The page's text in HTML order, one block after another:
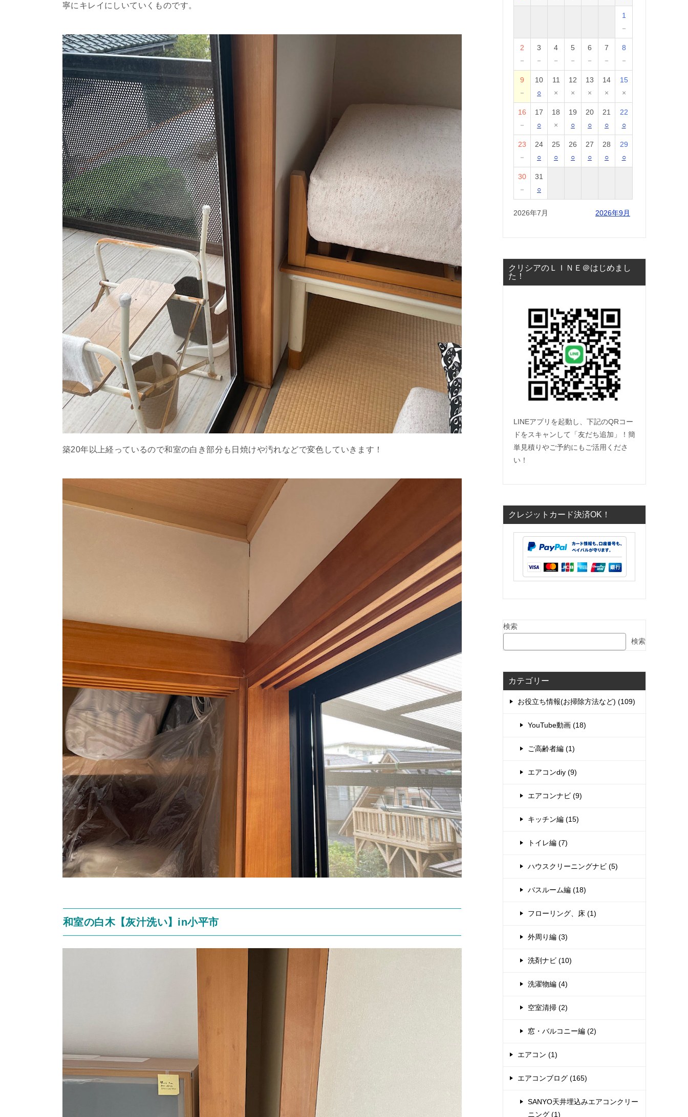
寧にキレイにしいていくものです。
築20年以上経っているので和室の白き部分も日焼けや汚れなどで変色していきます！
和室の白木【灰汁洗い】in小平市
1
－
2
－
3
－
4
－
5
－
6
－
7
－
8
－
9
－
10
○
11
×
12
×
13
×
14
×
15
×
16
－
17
○
18
×
19
○
20
○
21
○
22
○
23
－
24
○
25
○
26
○
27
○
28
○
29
○
30
－
31
○
2026年7月 2026年9月
クリシアのＬＩＮＥ＠はじめまし
た！
LINEアプリを起動し、下記のQRコー
ドをスキャンして「友だち追加」！簡
単見積りやご予約にもご活用くださ
い！
クレジットカード決済OK！
検索
検索
カテゴリー
お役立ち情報(お掃除方法など) (109)
YouTube動画 (18)
ご高齢者編 (1)
エアコンdiy (9)
エアコンナビ (9)
キッチン編 (15)
トイレ編 (7)
ハウスクリーニングナビ (5)
バスルーム編 (18)
フローリング、床 (1)
外周り編 (3)
洗剤ナビ (10)
洗濯物編 (4)
空室清掃 (2)
窓・バルコニー編 (2)
エアコン (1)
エアコンブログ (165)
SANYO天井埋込みエアコンクリー
ニング (1)